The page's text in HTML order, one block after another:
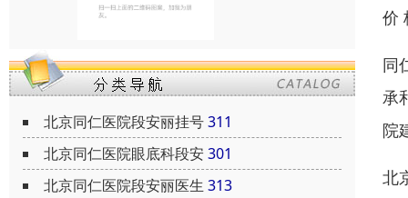
北京同仁医院段安丽挂号311
北京同仁医院眼底科段安301
北京同仁医院段安丽医生 313
价
同
承
院
北